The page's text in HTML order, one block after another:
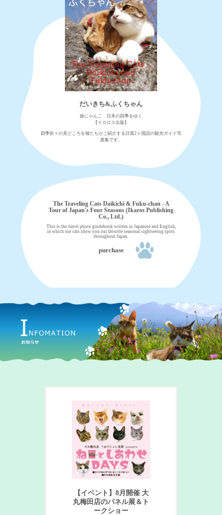
だいきち&ふくちゃん
旅にゃんこ 日本の四季をゆく
【イカロス出版】
四季折々の見どころを猫たちがご紹介する日英2ヶ国語の観光ガイド写
真集です。
The Traveling Cats Daikichi & Fuku-chan - A
Tour of Japan's Four Seasons (Ikaros Publishing
Co., Ltd.)
This is the travel photo guidebook written in Japanese and English,
in which our cats show you our favorite seasonal sightseeing spots
throughout Japan.
purchase
【イベント】8月開催 大
丸梅田店のパネル展＆ト
ークショー